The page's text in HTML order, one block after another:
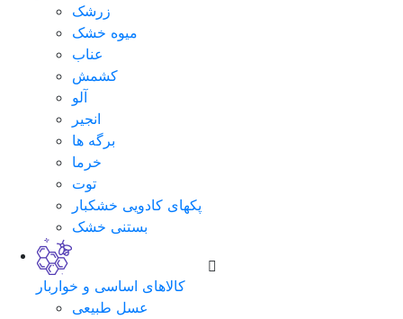
زرشک
میوه خشک
عناب
کشمش
آلو
انجیر
برگه ها
خرما
توت
پکهای کادویی خشکبار
بستنی خشک
کالاهای اساسی و خواربار
عسل طبیعی